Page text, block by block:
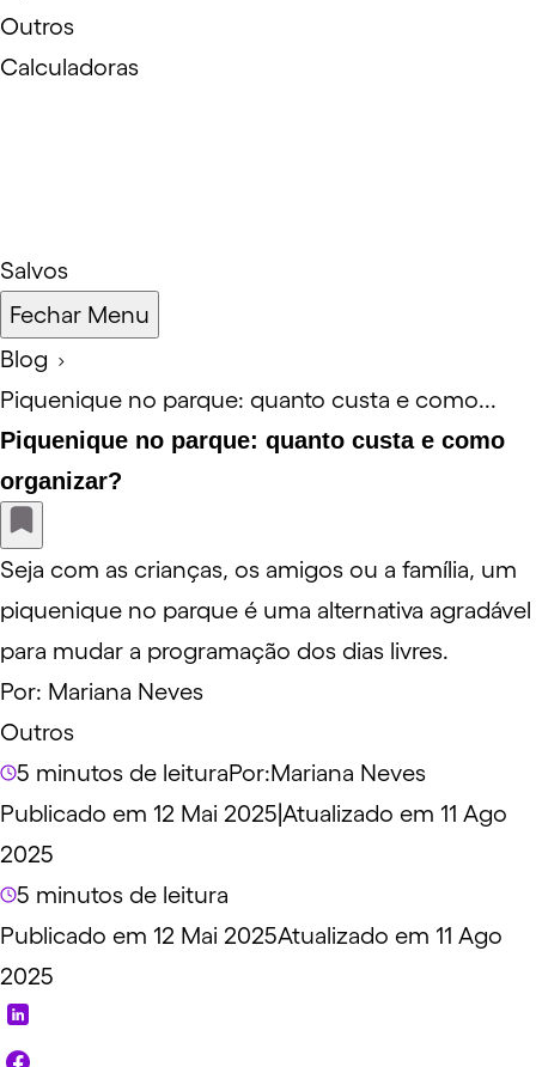
Outros
Calculadoras
Salvos
Fechar Menu
Blog
Piquenique no parque: quanto custa e como...
Piquenique no parque: quanto custa e como
organizar?
Seja com as crianças, os amigos ou a família, um
piquenique no parque é uma alternativa agradável
para mudar a programação dos dias livres.
Por: Mariana Neves
Outros
5 minutos de leituraPor:Mariana Neves
Publicado em 12 Mai 2025 Atualizado em 11 Ago
2025
5 minutos de leitura
Publicado em 12 Mai 2025Atualizado em 11 Ago
2025